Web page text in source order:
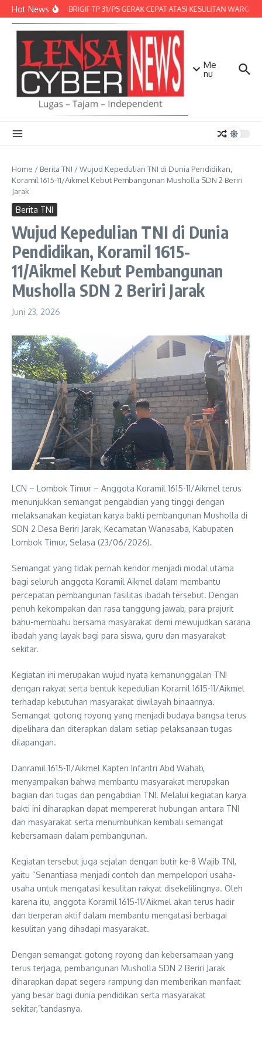
Lewati ke konten
Hot NewsDENMA BRIGIF TP 31/PS GERAK CEPAT ATASI KESULITAN WARGA,
Me
nu
Home / Berita TNI /Wujud Kepedulian TNI di Dunia Pendidikan,
Koramil 1615-11/Aikmel Kebut Pembangunan Musholla SDN 2 Beriri
Jarak
Berita TNI
Wujud Kepedulian TNI di Dunia
Pendidikan, Koramil 1615-
11/Aikmel Kebut Pembangunan
Musholla SDN 2 Beriri Jarak
Juni 23, 2026
LCN – Lombok Timur – Anggota Koramil 1615-11/Aikmel terus
menunjukkan semangat pengabdian yang tinggi dengan
melaksanakan kegiatan karya bakti pembangunan Musholla di
SDN 2 Desa Beriri Jarak, Kecamatan Wanasaba, Kabupaten
Lombok Timur, Selasa (23/06/2026).
Semangat yang tidak pernah kendor menjadi modal utama
bagi seluruh anggota Koramil Aikmel dalam membantu
percepatan pembangunan fasilitas ibadah tersebut. Dengan
penuh kekompakan dan rasa tanggung jawab, para prajurit
bahu-membahu bersama masyarakat demi mewujudkan sarana
ibadah yang layak bagi para siswa, guru dan masyarakat
sekitar.
Kegiatan ini merupakan wujud nyata kemanunggalan TNI
dengan rakyat serta bentuk kepedulian Koramil 1615-11/Aikmel
terhadap kebutuhan masyarakat diwilayah binaannya.
Semangat gotong royong yang menjadi budaya bangsa terus
dipelihara dan diterapkan dalam setiap pelaksanaan tugas
dilapangan.
Danramil 1615-11/Aikmel Kapten Infantri Abd Wahab,
menyampaikan bahwa membantu masyarakat merupakan
bagian dari tugas dan pengabdian TNI. Melalui kegiatan karya
bakti ini diharapkan dapat mempererat hubungan antara TNI
dan masyarakat serta menumbuhkan kembali semangat
kebersamaan dalam pembangunan.
Kegiatan tersebut juga sejalan dengan butir ke-8 Wajib TNI,
yaitu “Senantiasa menjadi contoh dan mempelopori usaha-
usaha untuk mengatasi kesulitan rakyat disekelilingnya. Oleh
karena itu, anggota Koramil 1615-11/Aikmel akan terus hadir
dan berperan aktif dalam membantu mengatasi berbagai
kesulitan yang dihadapi masyarakat.
Dengan semangat gotong royong dan kebersamaan yang
terus terjaga, pembangunan Musholla SDN 2 Beriri Jarak
diharapkan dapat segera rampung dan memberikan manfaat
yang besar bagi dunia pendidikan serta masyarakat
sekitar,”tandasnya.